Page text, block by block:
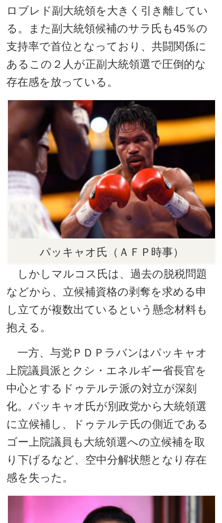
ロブレド副大統領を大きく引き離してい
る。また副大統領候補のサラ氏も45％の
支持率で首位となっており、共闘関係に
あるこの２人が正副大統領選で圧倒的な
存在感を放っている。
パッキャオ氏（ＡＦＰ時事）
しかしマルコス氏は、過去の脱税問題
などから、立候補資格の剥奪を求める申
し立てが複数出ているという懸念材料も
抱える。
一方、与党ＰＤＰラバンはパッキャオ
上院議員派とクシ・エネルギー省長官を
中心とするドゥテルテ派の対立が深刻
化。パッキャオ氏が別政党から大統領選
に立候補し、ドゥテルテ氏の側近である
ゴー上院議員も大統領選への立候補を取
り下げるなど、空中分解状態となり存在
感を失った。